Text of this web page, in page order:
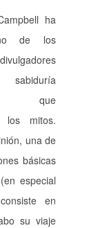
ha
de los
que
los mitos.
una de
básicas
especial
en
su viaje